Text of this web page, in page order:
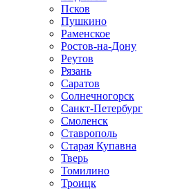
Псков
Пушкино
Раменское
Ростов-на-Дону
Реутов
Рязань
Саратов
Солнечногорск
Санкт-Петербург
Смоленск
Ставрополь
Старая Купавна
Тверь
Томилино
Троицк